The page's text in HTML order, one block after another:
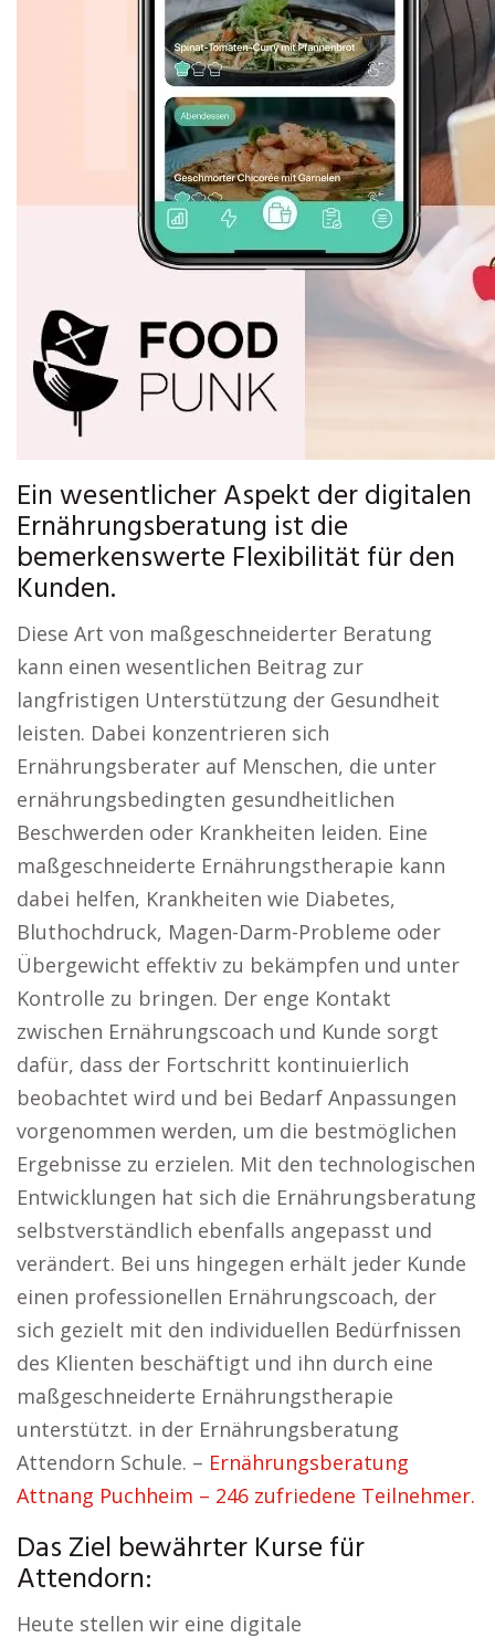
Ein wesentlicher Aspekt der digitalen
Ernährungsberatung ist die
bemerkenswerte Flexibilität für den
Kunden.
Diese Art von maßgeschneiderter Beratung
kann einen wesentlichen Beitrag zur
langfristigen Unterstützung der Gesundheit
leisten. Dabei konzentrieren sich
Ernährungsberater auf Menschen, die unter
ernährungsbedingten gesundheitlichen
Beschwerden oder Krankheiten leiden. Eine
maßgeschneiderte Ernährungstherapie kann
dabei helfen, Krankheiten wie Diabetes,
Bluthochdruck, Magen-Darm-Probleme oder
Übergewicht effektiv zu bekämpfen und unter
Kontrolle zu bringen. Der enge Kontakt
zwischen Ernährungscoach und Kunde sorgt
dafür, dass der Fortschritt kontinuierlich
beobachtet wird und bei Bedarf Anpassungen
vorgenommen werden, um die bestmöglichen
Ergebnisse zu erzielen. Mit den technologischen
Entwicklungen hat sich die Ernährungsberatung
selbstverständlich ebenfalls angepasst und
verändert. Bei uns hingegen erhält jeder Kunde
einen professionellen Ernährungscoach, der
sich gezielt mit den individuellen Bedürfnissen
des Klienten beschäftigt und ihn durch eine
maßgeschneiderte Ernährungstherapie
unterstützt. in der Ernährungsberatung
Attendorn Schule. – Ernährungsberatung
Attnang Puchheim – 246 zufriedene Teilnehmer.
Das Ziel bewährter Kurse für
Attendorn:
Heute stellen wir eine digitale